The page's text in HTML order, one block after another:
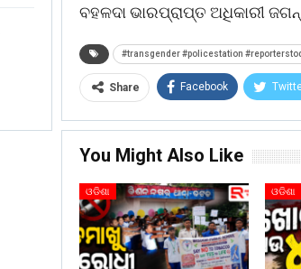
ବହଳଦା ଭାରପ୍ରାପ୍ତ ଅଧିକାରୀ
#transgender #policestation
Share Facebook
You Might Also Like
ଓଡିଶା ଓଡିଶା